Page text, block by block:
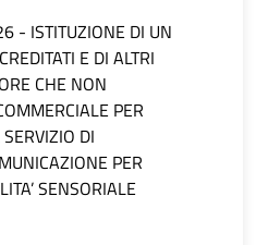
- ISTITUZIONE DI UN
E DI ALTRI
CHE NON
PER
DI
PER
SENSORIALE